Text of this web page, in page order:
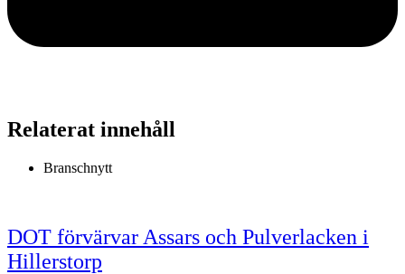
Relaterat innehåll
Branschnytt
DOT förvärvar Assars och Pulverlacken i
Hillerstorp